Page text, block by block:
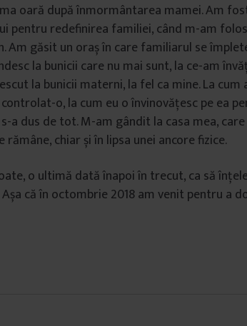
oară după înmormântarea mamei. Am
pentru redefinirea familiei, când m-am
Am găsit un oraș în care familiarul se
la bunicii care nu mai sunt, la ce-am
la bunicii materni, la fel ca mine. La cum
o, la cum eu o învinovățesc pe ea
a dus de tot. M-am gândit la casa mea,
chiar și în lipsa unei ancore fizice.
o ultimă dată înapoi în trecut, ca să
că în octombrie 2018 am venit pentru a